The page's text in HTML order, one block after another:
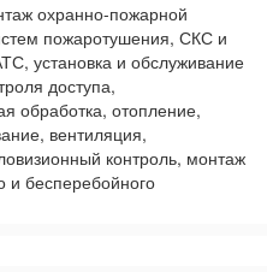
охранно-пожарной
пожаротушения, СКС и
установка и обслуживание
доступа,
обработка, отопление,
вентиляция,
контроль, монтаж
и бесперебойного